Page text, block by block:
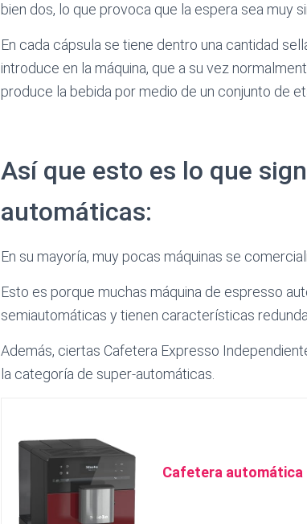
bien dos, lo que provoca que la espera sea muy
En cada cápsula se tiene dentro una cantidad
introduce en la máquina, que a su vez
produce la bebida por medio de un conjunto de
Así que esto es lo que
automáticas:
En su mayoría, muy pocas máquinas se
Esto es porque muchas máquina de espresso
semiautomáticas y tienen características
Además, ciertas Cafetera Expresso
la categoría de super-automáticas.
Cafetera automática